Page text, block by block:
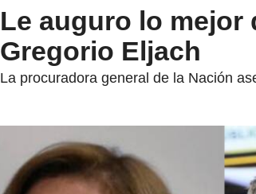
Le auguro lo mejor
Gregorio Eljach
La procuradora general de la Nación